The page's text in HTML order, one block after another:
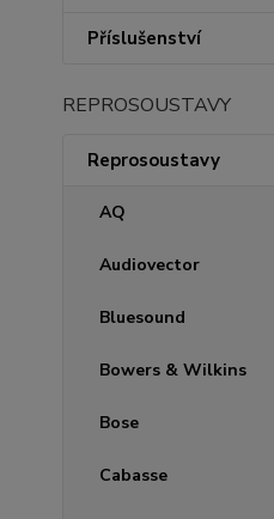
Příslušenství
REPROSOUSTAVY
Reprosoustavy
AQ
Audiovector
Bluesound
Bowers & Wilkins
Bose
Cabasse